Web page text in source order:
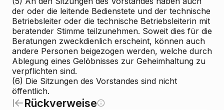
der oder die leitende Bedienstete und der technische
Betriebsleiter oder die technische Betriebsleiterin mit
beratender Stimme teilzunehmen. Soweit dies für die
Beratungen zweckdienlich erscheint, können auch
andere Personen beigezogen werden, welche durch
Ablegung eines Gelöbnisses zur Geheimhaltung zu
verpflichten sind.
(6) Die Sitzungen des Vorstandes sind nicht
öffentlich.
Rückverweise